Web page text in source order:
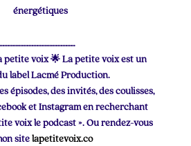
énergétiques
petite voix 🌟 La petite voix est un
label Lacmé Production.
épisodes, des invités, des coulisses,
et Instagram en recherchant
voix le podcast ». Ou rendez-vous
site lapetitevoix.co